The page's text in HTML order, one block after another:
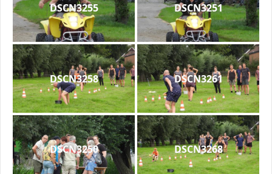
DSCN3255 DSCN3251
DSCN3258 DSCN3261
DSCN3250 DSCN3268